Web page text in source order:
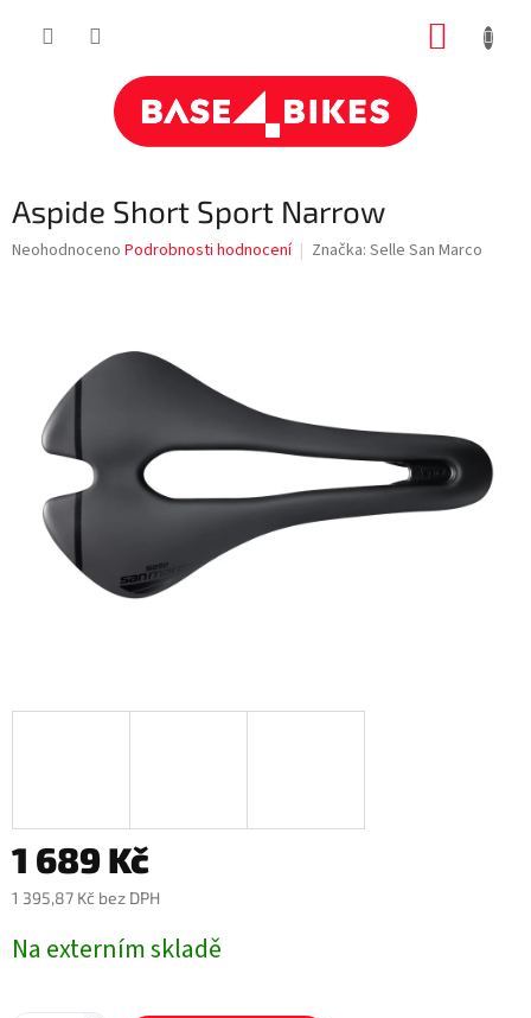
Aspide Short Sport Narrow
Průměrné
hvězdiček.
Neohodnoceno Podrobnosti hodnocení Značka: Selle San Marco
1 689 Kč
1 395,87 Kč bez DPH
cena:
Na externím skladě